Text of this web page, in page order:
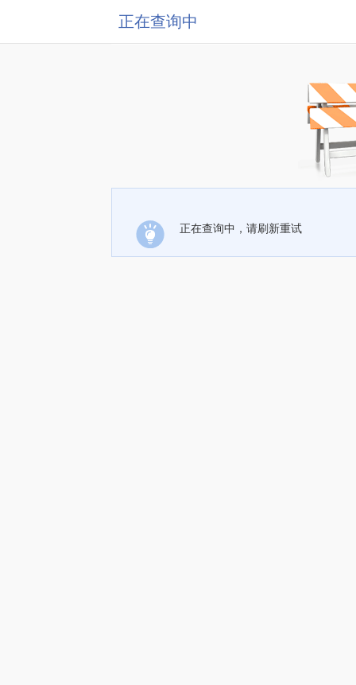
正在查询中
正在查询中，请刷新重试